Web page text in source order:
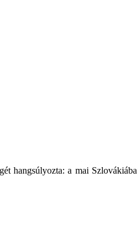
hangsúlyozta: a mai